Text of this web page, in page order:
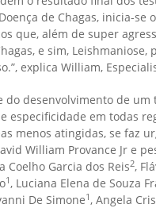
de Chagas, inicia-
que, além de super
e sim,
explica William,
do desenvolvimento de
especificidade em todas
menos atingidas, se faz
William Provance Jr e
Coelho Garcia dos Reis2,
1, Luciana Elena de Souza
De Simone1, Angela